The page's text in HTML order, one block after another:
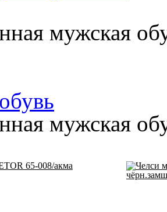
мужская
мужская